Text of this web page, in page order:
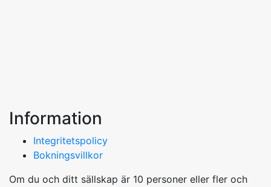
Information
Integritetspolicy
Bokningsvillkor
Om du och ditt sällskap är 10 personer eller fler och